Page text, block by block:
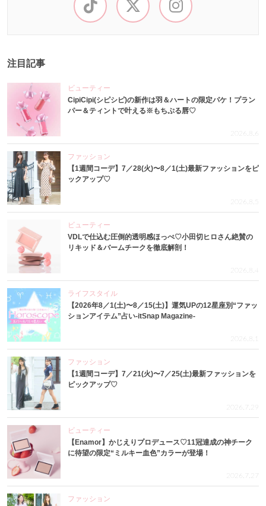
注目記事
ビューティー
CipiCipi(シピシピ)の新作は羽＆ハートの限定パケ！プラン
パー＆ティントで叶える※もちぷる唇♡
2026.8.6
ファッション
【1週間コーデ】7／28(火)〜8／1(土)最新ファッションをピ
ックアップ♡
2026.8.5
ビューティー
VDLで仕込む圧倒的透明感ほっぺ♡小田切ヒロさん絶賛の
リキッド＆バームチークを徹底解剖！
2026.8.4
ライフスタイル
【2026年8／1(土)〜8／15(土)】運気UPの12星座別“ファッ
ションアイテム”占い-itSnap Magazine-
2026.8.1
ファッション
【1週間コーデ】7／21(火)〜7／25(土)最新ファッションを
ピックアップ♡
2026.7.29
ビューティー
【Enamor】かじえりプロデュース♡11冠達成の神チーク
に待望の限定“ミルキー血色”カラーが登場！
2026.7.27
ファッション